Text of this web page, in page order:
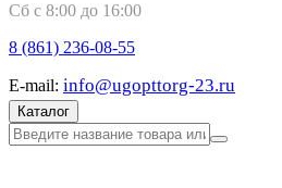
Сб с 8:00 до 16:00
8 (861) 236-08-55
E-mail: info@ugopttorg-23.ru
Каталог